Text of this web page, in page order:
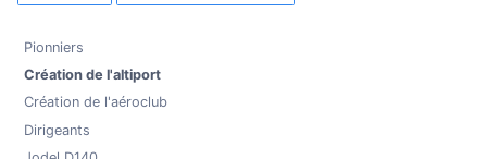
Pionniers
Création de l'altiport
Création de l'aéroclub
Dirigeants